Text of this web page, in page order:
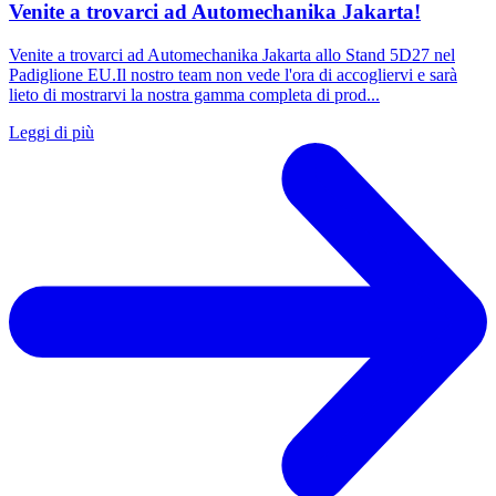
Venite a trovarci ad Automechanika Jakarta!
Venite a trovarci ad Automechanika Jakarta allo Stand 5D27 nel
Padiglione EU.Il nostro team non vede l'ora di accogliervi e sarà
lieto di mostrarvi la nostra gamma completa di prod...
Leggi di più